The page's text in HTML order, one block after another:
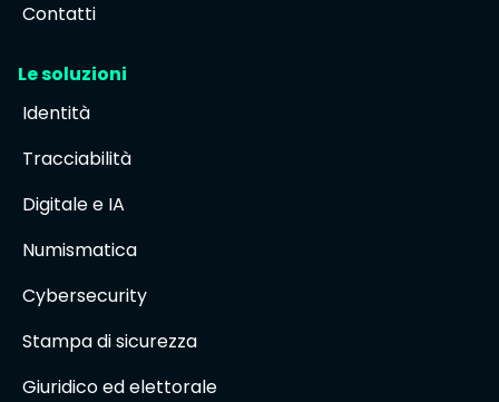
Contatti
Le soluzioni
Identità
Tracciabilità
Digitale e IA
Numismatica
Cybersecurity
Stampa di sicurezza
Giuridico ed elettorale